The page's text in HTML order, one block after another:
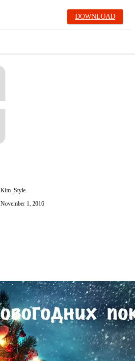
DOWNLOAD
Kim_Style
November 1, 2016